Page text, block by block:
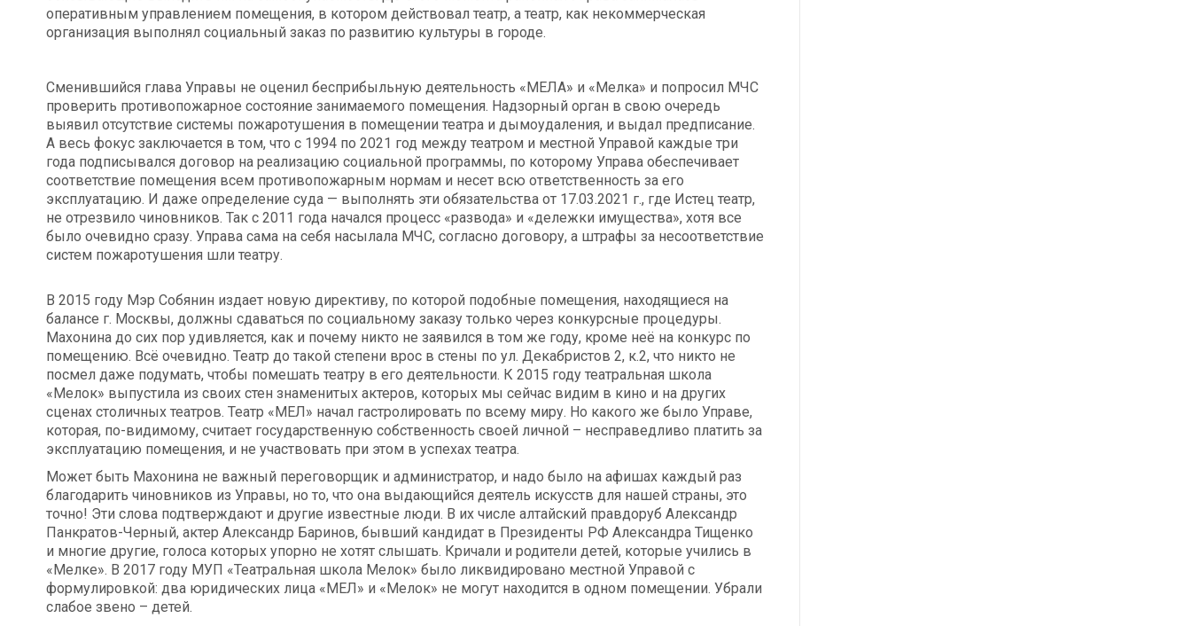
оперативным управлением помещения, в котором действовал театр, а театр, как некоммерческая
организация выполнял социальный заказ по развитию культуры в городе.
Сменившийся глава Управы не оценил бесприбыльную деятельность «МЕЛА» и «Мелка» и попросил МЧС
проверить противопожарное состояние занимаемого помещения. Надзорный орган в свою очередь
выявил отсутствие системы пожаротушения в помещении театра и дымоудаления, и выдал предписание.
А весь фокус заключается в том, что с 1994 по 2021 год между театром и местной Управой каждые три
года подписывался договор на реализацию социальной программы, по которому Управа обеспечивает
соответствие помещения всем противопожарным нормам и несет всю ответственность за его
эксплуатацию. И даже определение суда — выполнять эти обязательства от 17.03.2021 г., где Истец театр,
не отрезвило чиновников. Так с 2011 года начался процесс «развода» и «дележки имущества», хотя все
было очевидно сразу. Управа сама на себя насылала МЧС, согласно договору, а штрафы за несоответствие
систем пожаротушения шли театру.
В 2015 году Мэр Собянин издает новую директиву, по которой подобные помещения, находящиеся на
балансе г. Москвы, должны сдаваться по социальному заказу только через конкурсные процедуры.
Махонина до сих пор удивляется, как и почему никто не заявился в том же году, кроме неё на конкурс по
помещению. Всё очевидно. Театр до такой степени врос в стены по ул. Декабристов 2, к.2, что никто не
посмел даже подумать, чтобы помешать театру в его деятельности. К 2015 году театральная школа
«Мелок» выпустила из своих стен знаменитых актеров, которых мы сейчас видим в кино и на других
сценах столичных театров. Театр «МЕЛ» начал гастролировать по всему миру. Но какого же было Управе,
которая, по-видимому, считает государственную собственность своей личной – несправедливо платить за
эксплуатацию помещения, и не участвовать при этом в успехах театра.
Может быть Махонина не важный переговорщик и администратор, и надо было на афишах каждый раз
благодарить чиновников из Управы, но то, что она выдающийся деятель искусств для нашей страны, это
точно! Эти слова подтверждают и другие известные люди. В их числе алтайский правдоруб Александр
Панкратов-Черный, актер Александр Баринов, бывший кандидат в Президенты РФ Александра Тищенко
и многие другие, голоса которых упорно не хотят слышать. Кричали и родители детей, которые учились в
«Мелке». В 2017 году МУП «Театральная школа Мелок» было ликвидировано местной Управой с
формулировкой: два юридических лица «МЕЛ» и «Мелок» не могут находится в одном помещении. Убрали
слабое звено – детей.